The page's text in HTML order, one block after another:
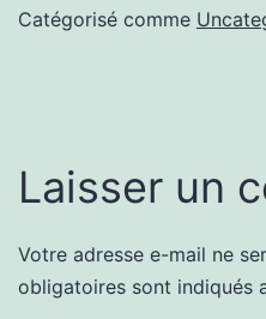
Catégorisé comme
Laisser un
Votre adresse e-mail ne
obligatoires sont indiqués